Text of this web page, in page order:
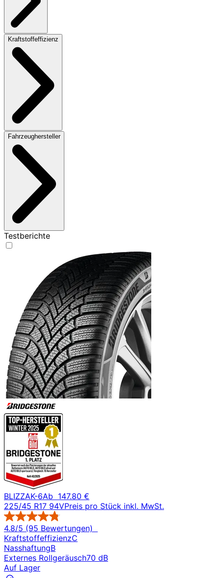
Kraftstoffeffizienz
Fahrzeughersteller
Testberichte
BLIZZAK-6Ab 147.80 €
225/45 R17 94VPreis pro Stück inkl. MwSt.
4.8/5 (95 Bewertungen)
KraftstoffeffizienzC
NasshaftungB
Externes Rollgeräusch70 dB
Auf Lager